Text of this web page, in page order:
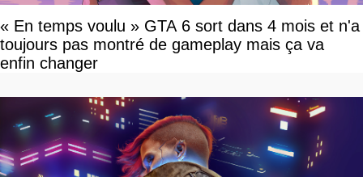
« En temps voulu » GTA 6 sort dans 4 mois et n'a
toujours pas montré de gameplay mais ça va
enfin changer